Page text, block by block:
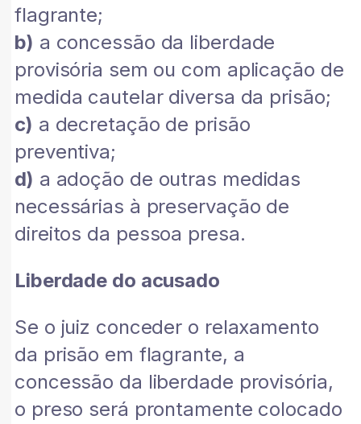
flagrante;
b) a concessão da liberdade
provisória sem ou com aplicação de
medida cautelar diversa da prisão;
c) a decretação de prisão
preventiva;
d) a adoção de outras medidas
necessárias à preservação de
direitos da pessoa presa.
Liberdade do acusado
Se o juiz conceder o relaxamento
da prisão em flagrante, a
concessão da liberdade provisória,
o preso será prontamente colocado